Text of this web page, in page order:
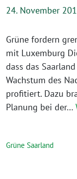
24. November
Grüne fordern
mit Luxemburg
dass das
Wachstum des
profitiert. Dazu
Planung bei der…
Grüne Saarland